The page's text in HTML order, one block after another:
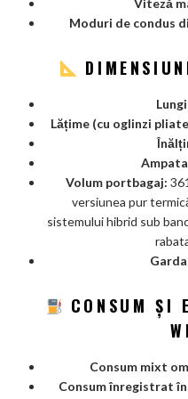
Viteză
Moduri de condus
Lățime (cu oglinzi
Volum portbagaj:
versiunea pur
sistemului hibrid sub
CONSUM ȘI
Consum mixt
Consum înregistrat